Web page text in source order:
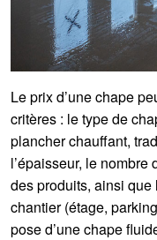
Le prix d’une chape
critères : le type de
plancher chauffant,
l’épaisseur, le nombre
des produits, ainsi que
chantier (étage,
pose d’une chape